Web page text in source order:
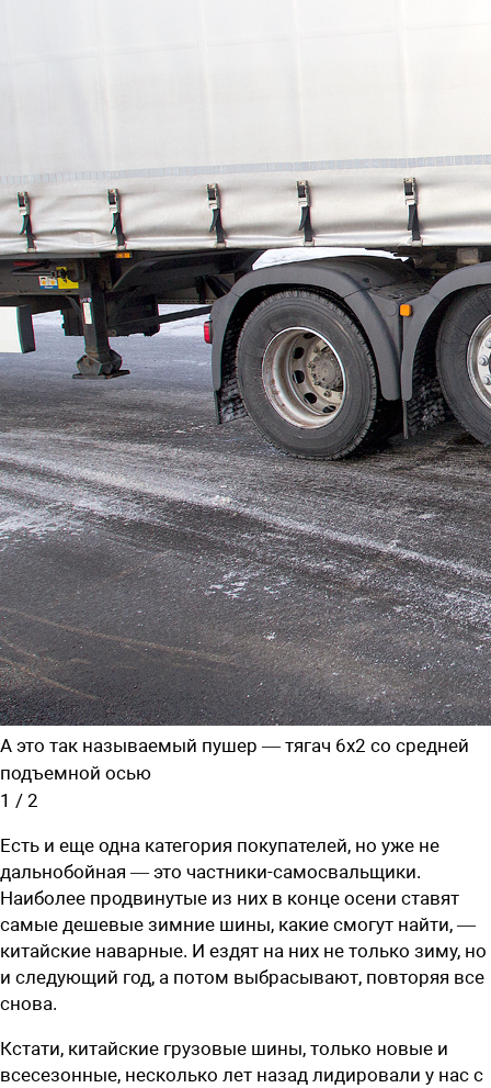
А это так называемый пушер — тягач 6х2 со средней
подъемной осью
1 / 2
Есть и еще одна категория покупателей, но уже не
дальнобойная — это частники-самосвальщики.
Наиболее продвинутые из них в конце осени ставят
самые дешевые зимние шины, какие смогут найти, —
китайские наварные. И ездят на них не только зиму, но
и следующий год, а потом выбрасывают, повторяя все
снова.
Кстати, китайские грузовые шины, только новые и
всесезонные, несколько лет назад лидировали у нас с